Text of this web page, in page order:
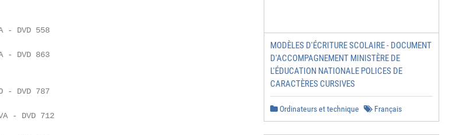
DVD 558
DVD 863
787
- DVD 712
MODÈLES D'ÉCRITURE SCOLAIRE - DOCUMENT
D'ACCOMPAGNEMENT MINISTÈRE DE
L'ÉDUCATION NATIONALE POLICES DE
CARACTÈRES CURSIVES
Ordinateurs et technique Français